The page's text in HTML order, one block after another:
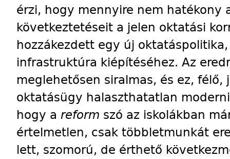
érzi, hogy mennyire nem hatékony
következtetéseit a jelen oktatási
hozzákezdett egy új
infrastruktúra kiépítéséhez. Az
meglehetősen siralmas, és ez, félő,
oktatásügy halaszthatatlan
hogy a reform szó az iskolákban
értelmetlen, csak többletmunkát
lett, szomorú, de érthető